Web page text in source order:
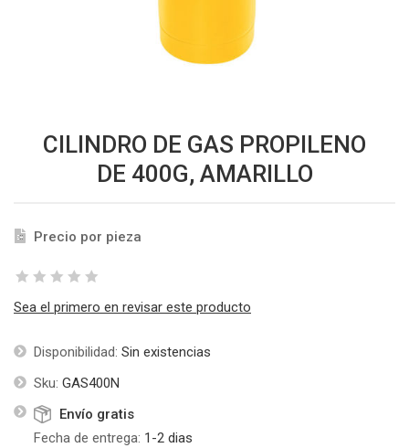
CILINDRO DE GAS PROPILENO
DE 400G, AMARILLO
Precio por pieza
Sea el primero en revisar este producto
Disponibilidad: Sin existencias
Sku: GAS400N
Envío gratis
Fecha de entrega: 1-2 dias